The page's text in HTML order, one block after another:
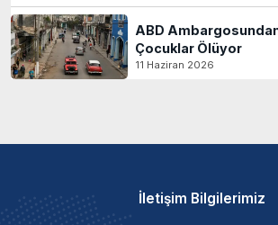
ABD
Çocuklar Ölüyor
11 Haziran 2026
İletişim Bilgilerimiz